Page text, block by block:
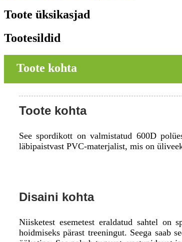
Toote üksikasjad
Tootesildid
Toote kohta
Toote kohta
See spordikott on valmistatud 600D
läbipaistvast PVC-materjalist, mis on
Disaini kohta
Niisketest esemetest eraldatud sahtel on
hoidmiseks pärast treeningut. Seega saab